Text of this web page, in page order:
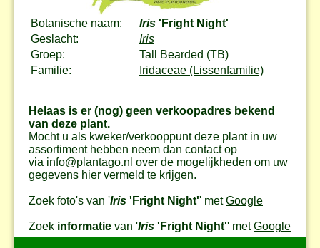
Botanische naam: Iris 'Fright Night'
Geslacht:
Iris
Groep:
Tall Bearded (TB)
Familie:
Iridaceae (Lissenfamilie)
Helaas is er (nog) geen verkoopadres bekend
van deze plant.
Mocht u als kweker/verkooppunt deze plant in uw
assortiment hebben neem dan contact op
via info@plantago.nl over de mogelijkheden om uw
gegevens hier vermeld te krijgen.
Zoek foto's van 'Iris 'Fright Night'' metGoogle
Zoek informatie van 'Iris 'Fright Night'' metGoogle